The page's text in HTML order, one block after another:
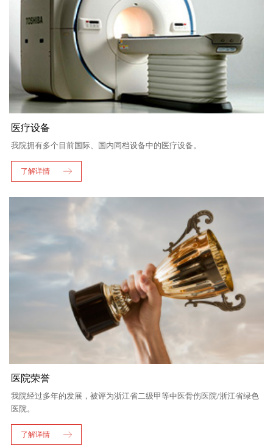
医疗设备
我院拥有多个目前国际、国内同档设备中的医疗设备。
了解详情
医院荣誉
我院经过多年的发展，被评为浙江省二级甲等中医骨伤医院/浙江省绿色
医院。
了解详情